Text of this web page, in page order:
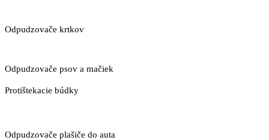
Odpudzovače krtkov
Odpudzovače psov a mačiek
Protištekacie búdky
Odpudzovače plašiče do auta